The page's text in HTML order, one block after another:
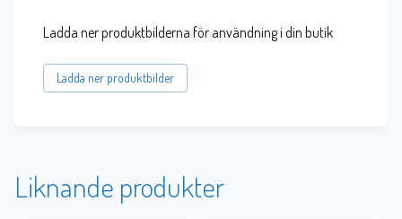
Ladda ner produktbilderna för användning i din butik
Ladda ner produktbilder
Liknande produkter